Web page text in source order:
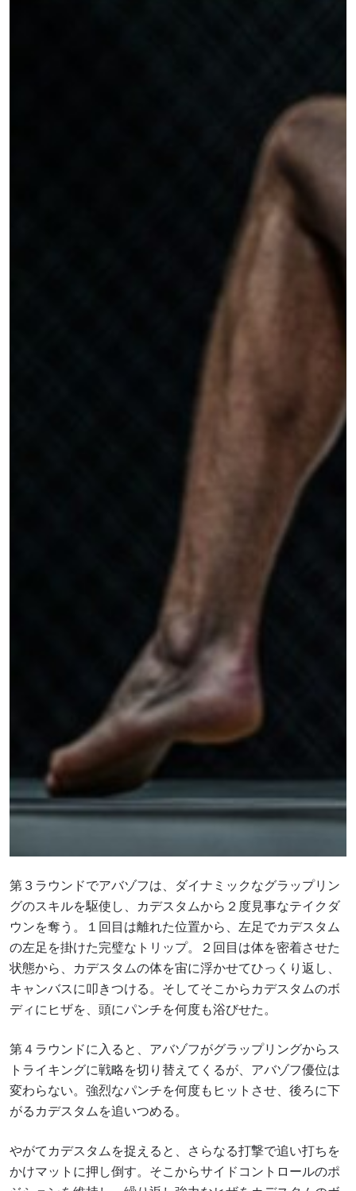
第３ラウンドでアバゾフは、ダイナミックなグラップリン
グのスキルを駆使し、カデスタムから２度見事なテイクダ
ウンを奪う。１回目は離れた位置から、左足でカデスタム
の左足を掛けた完璧なトリップ。２回目は体を密着させた
状態から、カデスタムの体を宙に浮かせてひっくり返し、
キャンバスに叩きつける。そしてそこからカデスタムのボ
ディにヒザを、頭にパンチを何度も浴びせた。
第４ラウンドに入ると、アバゾフがグラップリングからス
トライキングに戦略を切り替えてくるが、アバゾフ優位は
変わらない。強烈なパンチを何度もヒットさせ、後ろに下
がるカデスタムを追いつめる。
やがてカデスタムを捉えると、さらなる打撃で追い打ちを
かけマットに押し倒す。そこからサイドコントロールのポ